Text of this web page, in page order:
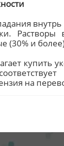
(30% и
купить
на